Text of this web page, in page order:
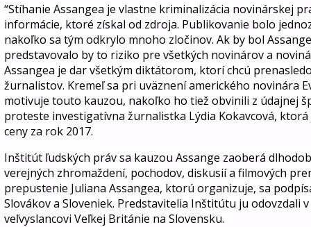
“Stíhanie Assangea je vlastne kriminalizácia novinárskej
informácie, ktoré získal od zdroja. Publikovanie bolo
nakoľko sa tým odkrylo mnoho zločinov. Ak by bol
predstavovalo by to riziko pre všetkých novinárov a
Assangea je dar všetkým diktátorom, ktorí chcú
žurnalistov. Kremeľ sa pri uväznení amerického novinára
motivuje touto kauzou, nakoľko ho tiež obvinili z údajnej
proteste investigatívna žurnalistka Lýdia Kokavcová,
ceny za rok 2017.
Inštitút ľudských práv sa kauzou Assange zaoberá
verejných zhromaždení, pochodov, diskusií a filmových
prepustenie Juliana Assangea, ktorú organizuje, sa
Slovákov a Sloveniek. Predstavitelia Inštitútu ju odovzdali
veľvyslancovi Veľkej Británie na Slovensku.